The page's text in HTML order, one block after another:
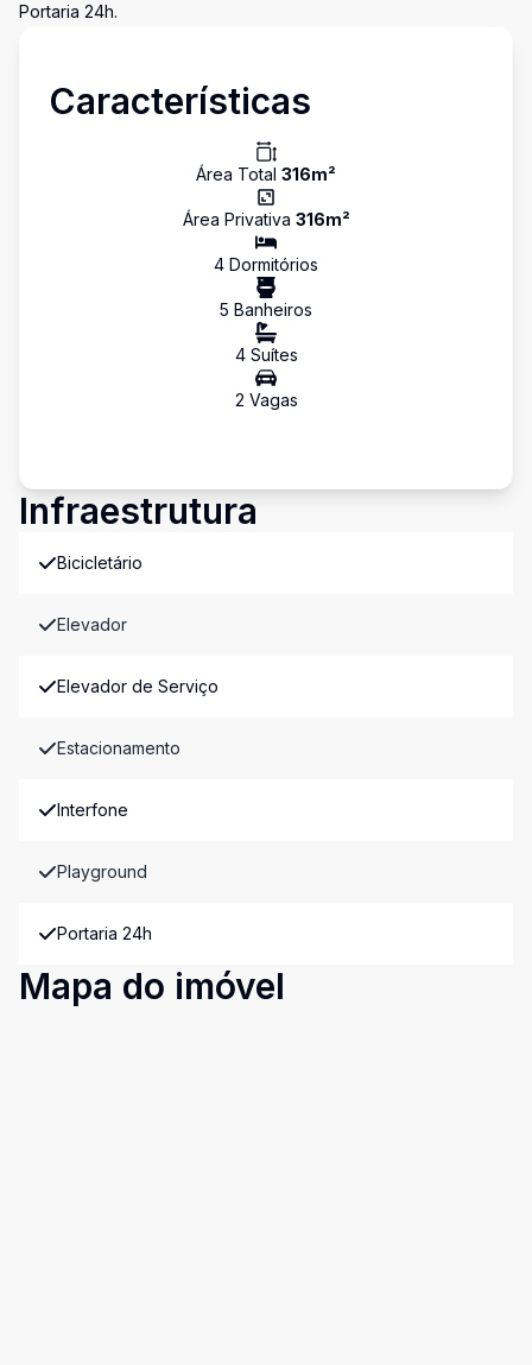
Portaria 24h.
Características
Área Total 316m²
Área Privativa 316m²
4 Dormitórios
5 Banheiros
4Suítes
2 Vagas
Infraestrutura
Bicicletário
Elevador
Elevador de Serviço
Estacionamento
Interfone
Playground
Portaria 24h
Mapa do imóvel